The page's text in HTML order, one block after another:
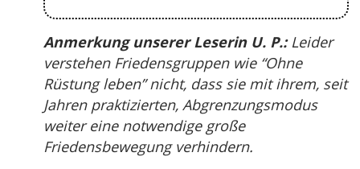
Anmerkung unserer Leserin U. P.:Leider
verstehen Friedensgruppen wie “Ohne
Rüstung leben” nicht, dass sie mit ihrem, seit
Jahren praktizierten, Abgrenzungsmodus
weiter eine notwendige große
Friedensbewegung verhindern.